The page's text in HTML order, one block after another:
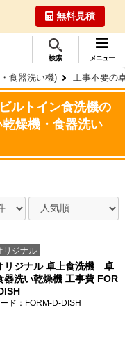
無料見積
検索 メニュー
食器洗い機) 工事不要の
ルトイン食洗機の
燥機・食器洗い
リジナル
リジナル 卓上食洗機 卓
器洗い乾燥機 工事費 FOR
ド ：FORM-D-DISH